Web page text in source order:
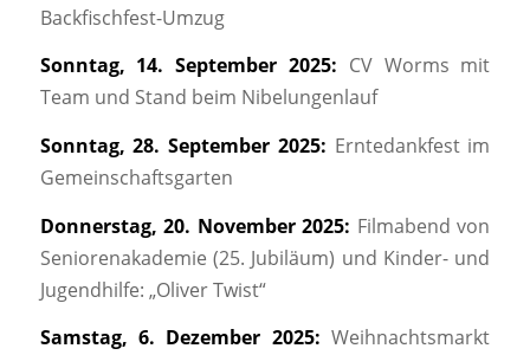
Backfischfest-Umzug
Sonntag, 14. September 2025: CV Worms mit
Team und Stand beim Nibelungenlauf
Sonntag, 28. September 2025: Erntedankfest im
Gemeinschaftsgarten
Donnerstag, 20. November 2025: Filmabend von
Seniorenakademie (25. Jubiläum) und Kinder- und
Jugendhilfe: „Oliver Twist“
Samstag, 6. Dezember 2025: Weihnachtsmarkt